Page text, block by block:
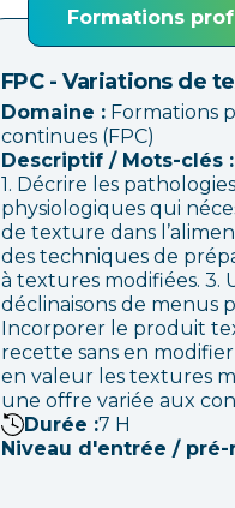
Formations
FPC - Variations de
Domaine : Formations
continues (FPC)
Descriptif / Mots-clés :
1. Décrire les
physiologiques qui
de texture dans
des techniques de
à textures modifiées. 3.
déclinaisons de menus
Incorporer le produit
recette sans en
en valeur les textures
une offre variée aux
Durée :7 H
Niveau d'entrée / pré-